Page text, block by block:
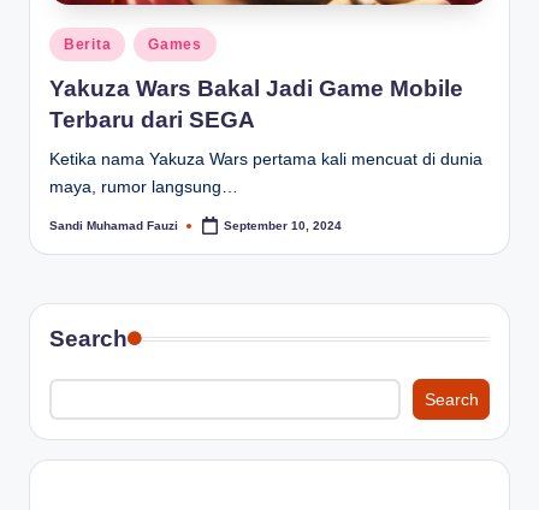
Posted
in
Berita Games
Yakuza Wars Bakal Jadi Game Mobile
Terbaru dari SEGA
Ketika nama Yakuza Wars pertama kali mencuat di dunia
maya, rumor langsung…
Posted
Sandi Muhamad Fauzi September 10, 2024
Search
Search